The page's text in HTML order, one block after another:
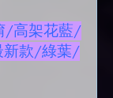
/高架花藍/
新款/綠葉/